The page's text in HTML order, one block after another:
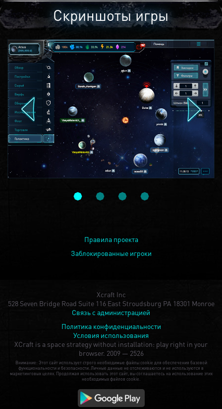
Скриншоты игры
Правила проекта
Заблокированные игроки
Xcraft Inc
528 Seven Bridge Road Suite 116 East Stroudsburg PA 18301 Monroe
Связь с администрацией
Политика конфиденциальности
Условия использования
XCraft is a space strategy without installation: play right in your
browser. 2009 — 2526
Внимание: Этот сайт использует строго необходимые файлы cookie для обеспечения базовой
функциональности и безопасности. Личные данные не отслеживаются и не используются в
маркетинговых целях. Продолжая использовать этот сайт, вы соглашаетесь на использование этих
необходимых файлов cookie.